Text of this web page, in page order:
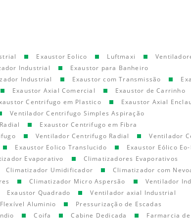
Exaustor Eolico Luftmaxi
Industrial
Exaustor para Banheiro
Industrial Exaustor com Transmissão
Exaustor Axial Comercial
Exaustor de Carrinho
Centrifugo em Plastico
Exaustor Axial
Ventilador Centrifugo Simples Aspiração
Exaustor Centrifugo em Fibra
Ventilador Centrifugo Radial
Ventilador
Exaustor Eolico Translucido
Exaustor Eólico
Evaporativo
Climatizadores Evaporativos
Climatizador Umidificador
Climatizador com
Climatizador Micro Aspersão
Ventilador
Exaustor Quadrado
Ventilador axial Industrial
Aluminio
Pressurização de Escadas
Coifa Cabine Dedicada
Farmarcia